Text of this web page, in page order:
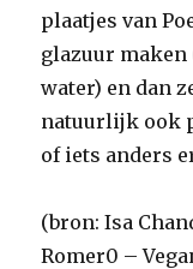
plaatjes van
glazuur
water) en dan
natuurlijk ook
of iets anders
(bron: Isa
Romer0 –